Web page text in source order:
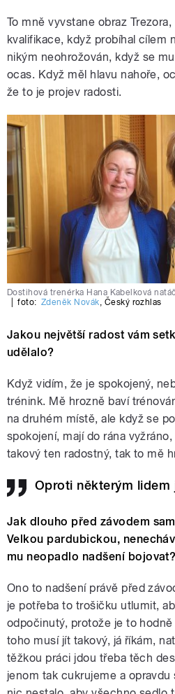
To mně vyvstane obraz
kvalifikace, když probíhal cílem
nikým neohrožován, když se
ocas. Když měl hlavu nahoře,
že to je projev radosti.
Dostihová trenérka Hana Kabelková
foto: Zdeněk Novák, Český rozhlas
Jakou největší radost vám
udělalo?
Když vidím, že je spokojený,
trénink. Mě hrozně baví
na druhém místě, ale když se
spokojení, mají do rána
takový ten radostný, tak to mě
Oproti některým lidem
Jak dlouho před závodem
Velkou pardubickou,
mu neopadlo nadšení
Ono to nadšení právě před
je potřeba to trošičku utlumit,
odpočinutý, protože je to
toho musí jít takový, já říkám,
těžkou práci jdou třeba těch
jenom tak cukrujeme a